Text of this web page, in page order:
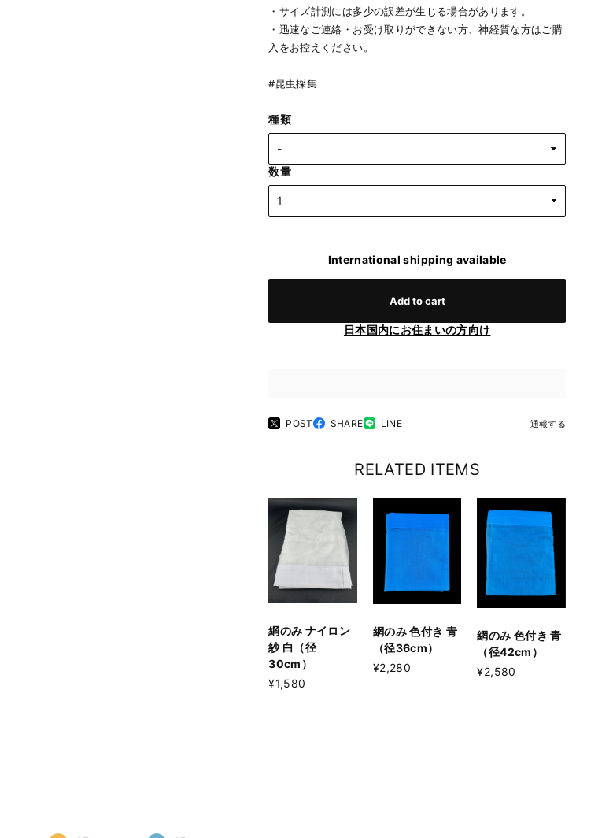
・サイズ計測には多少の誤差が生じる場合があります。
・迅速なご連絡・お受け取りができない方、神経質な方はご購
入をお控えください。
#昆虫採集
種類
数量
International shipping available
Add to cart
日本国内にお住まいの方向け
POST SHARE LINE 通報する
RELATED ITEMS
網のみ ナイロン
紗 白（径
30cm）
¥1,580
網のみ 色付き 青
（径36cm）
¥2,280
網のみ 色付き 青
（径42cm）
¥2,580